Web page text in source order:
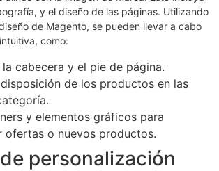
y el diseño de las páginas. Utilizando
de Magento, se pueden llevar a cabo
como:
la cabecera y el pie de página.
de los productos en las
y elementos gráficos para
ofertas o nuevos productos.
personalización